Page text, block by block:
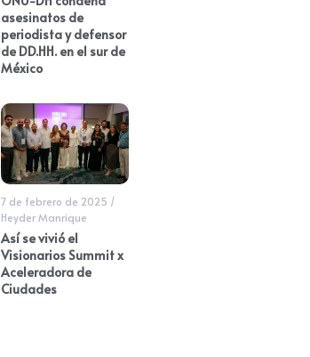
asesinatos de
periodista y defensor
de DD.HH. en el sur de
México
7 de febrero de 2025 /
Heyder Manrique
Así se vivió el
Visionarios Summit x
Aceleradora de
Ciudades